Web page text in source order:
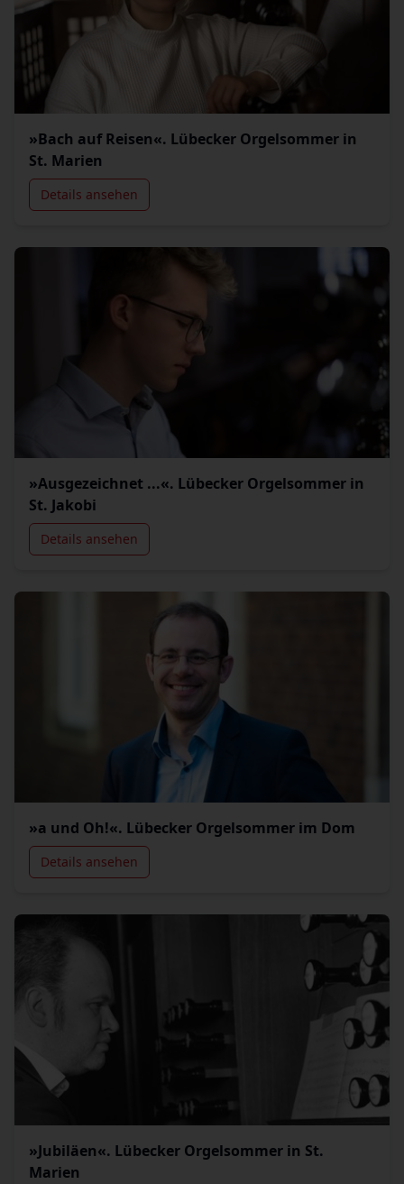
»Bach auf Reisen«. Lübecker Orgelsommer in
St. Marien
Details ansehen
»Ausgezeichnet ...«. Lübecker Orgelsommer in
St. Jakobi
Details ansehen
»a und Oh!«. Lübecker Orgelsommer im Dom
Details ansehen
»Jubiläen«. Lübecker Orgelsommer in St.
Marien